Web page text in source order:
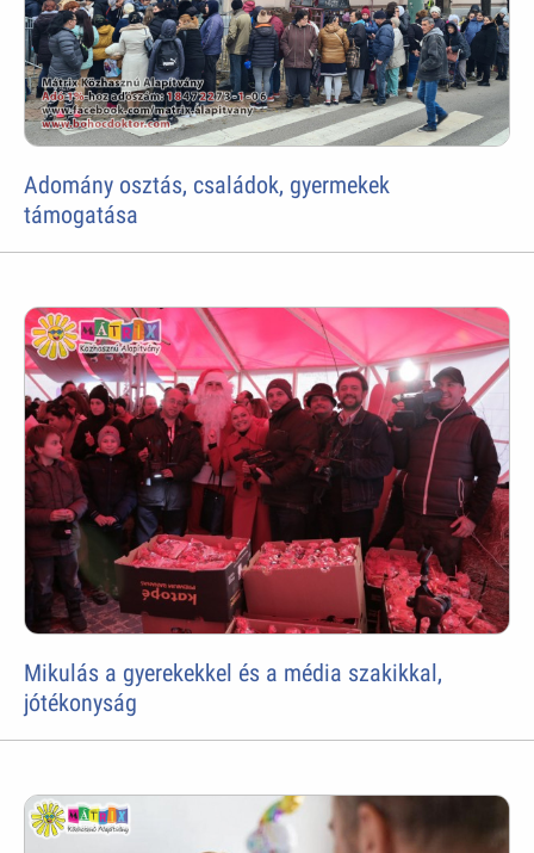
Adomány osztás, családok, gyermekek
támogatása
Mikulás a gyerekekkel és a média szakikkal,
jótékonyság